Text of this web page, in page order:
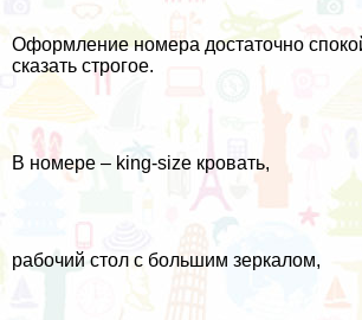
Оформление номера достаточно
сказать строгое.
В номере – king-size кровать,
рабочий стол с большим зеркалом,